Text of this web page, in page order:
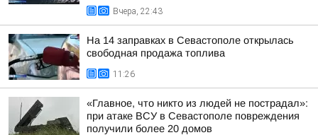
Вчера, 22:43
На 14 заправках в Севастополе открылась
свободная продажа топлива
11:26
«Главное, что никто из людей не пострадал»:
при атаке ВСУ в Севастополе повреждения
получили более 20 домов